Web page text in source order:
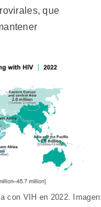
que
con VIH en 2022.